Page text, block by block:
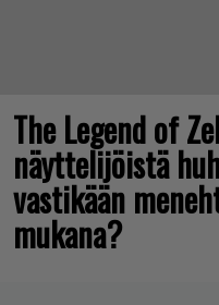
The Legend of
näyttelijöistä
vastikään
mukana?